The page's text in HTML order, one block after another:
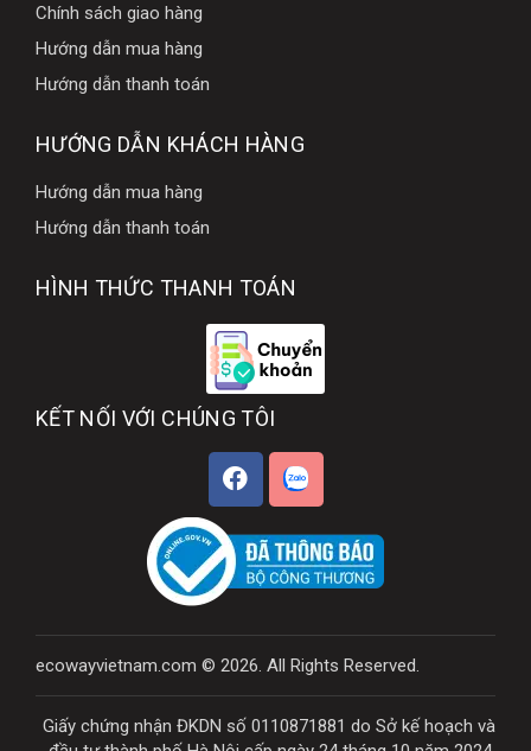
Chính sách giao hàng
Hướng dẫn mua hàng
Hướng dẫn thanh toán
HƯỚNG DẪN KHÁCH HÀNG
Hướng dẫn mua hàng
Hướng dẫn thanh toán
HÌNH THỨC THANH TOÁN
KẾT NỐI VỚI CHÚNG TÔI
ecowayvietnam.com © 2026. All Rights Reserved.
Giấy chứng nhận ĐKDN số 0110871881 do Sở kế hoạch và